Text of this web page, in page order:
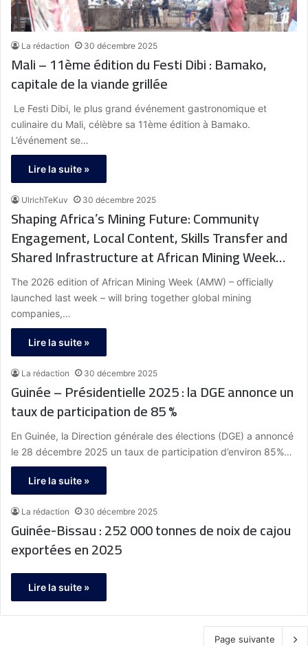
La rédaction 30 décembre 2025
Mali – 11ème édition du Festi Dibi : Bamako,
capitale de la viande grillée
Le Festi Dibi, le plus grand événement gastronomique et
culinaire du Mali, célèbre sa 11ème édition à Bamako.
L’événement se…
Lire la suite »
UlrichTeKuv 30 décembre 2025
Shaping Africa’s Mining Future: Community
Engagement, Local Content, Skills Transfer and
Shared Infrastructure at African Mining Week
(AMW) 2026
The 2026 edition of African Mining Week (AMW) – officially
launched last week – will bring together global mining
companies,…
Lire la suite »
La rédaction 30 décembre 2025
Guinée – Présidentielle 2025 : la DGE annonce un
taux de participation de 85 %
En Guinée, la Direction générale des élections (DGE) a annoncé
le 28 décembre 2025 un taux de participation d’environ 85%…
Lire la suite »
La rédaction 30 décembre 2025
Guinée-Bissau : 252 000 tonnes de noix de cajou
exportées en 2025
Lire la suite »
Page suivante